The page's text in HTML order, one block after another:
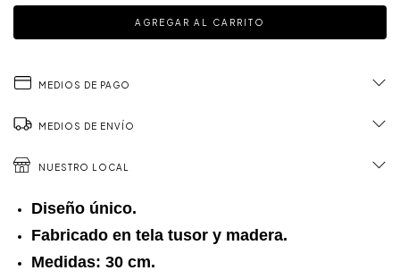
MEDIOS DE PAGO
MEDIOS DE ENVÍO
NUESTRO LOCAL
Diseño único.
Fabricado en tela tusor y madera.
Medidas: 30 cm.